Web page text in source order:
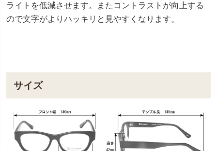
ライトを低減させます。またコントラストが向上する
ので文字がよりハッキリと見やすくなります。
サイズ